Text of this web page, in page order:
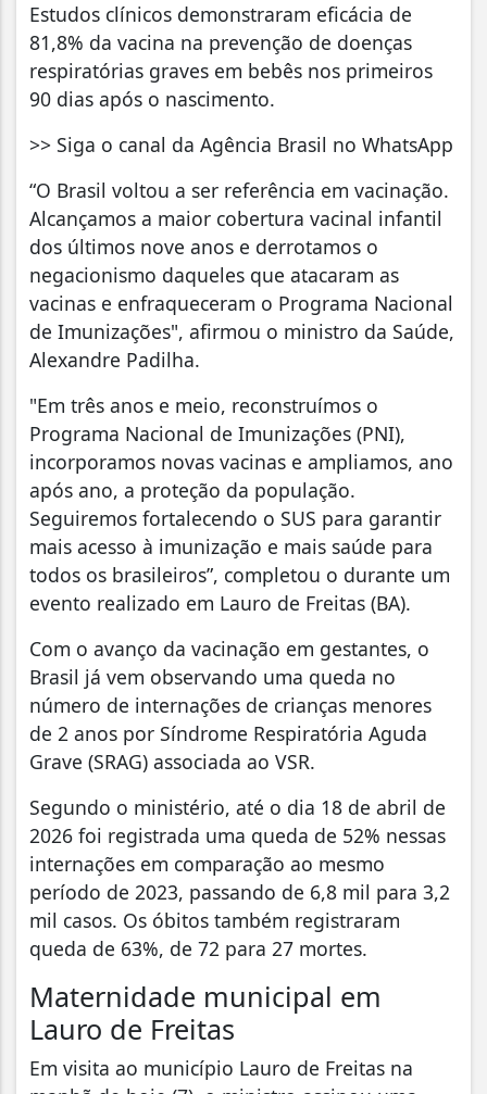
Estudos clínicos demonstraram eficácia de
81,8% da vacina na prevenção de doenças
respiratórias graves em bebês nos primeiros
90 dias após o nascimento.
>> Siga o canal da Agência Brasil no WhatsApp
“O Brasil voltou a ser referência em vacinação.
Alcançamos a maior cobertura vacinal infantil
dos últimos nove anos e derrotamos o
negacionismo daqueles que atacaram as
vacinas e enfraqueceram o Programa Nacional
de Imunizações", afirmou o ministro da Saúde,
Alexandre Padilha.
"Em três anos e meio, reconstruímos o
Programa Nacional de Imunizações (PNI),
incorporamos novas vacinas e ampliamos, ano
após ano, a proteção da população.
Seguiremos fortalecendo o SUS para garantir
mais acesso à imunização e mais saúde para
todos os brasileiros”, completou o durante um
evento realizado em Lauro de Freitas (BA).
Com o avanço da vacinação em gestantes, o
Brasil já vem observando uma queda no
número de internações de crianças menores
de 2 anos por Síndrome Respiratória Aguda
Grave (SRAG) associada ao VSR.
Segundo o ministério, até o dia 18 de abril de
2026 foi registrada uma queda de 52% nessas
internações em comparação ao mesmo
período de 2023, passando de 6,8 mil para 3,2
mil casos. Os óbitos também registraram
queda de 63%, de 72 para 27 mortes.
Maternidade municipal em
Lauro de Freitas
Em visita ao município Lauro de Freitas na